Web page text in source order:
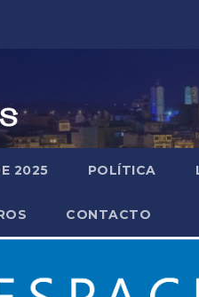
2025 POLÍTICA
CONTACTO